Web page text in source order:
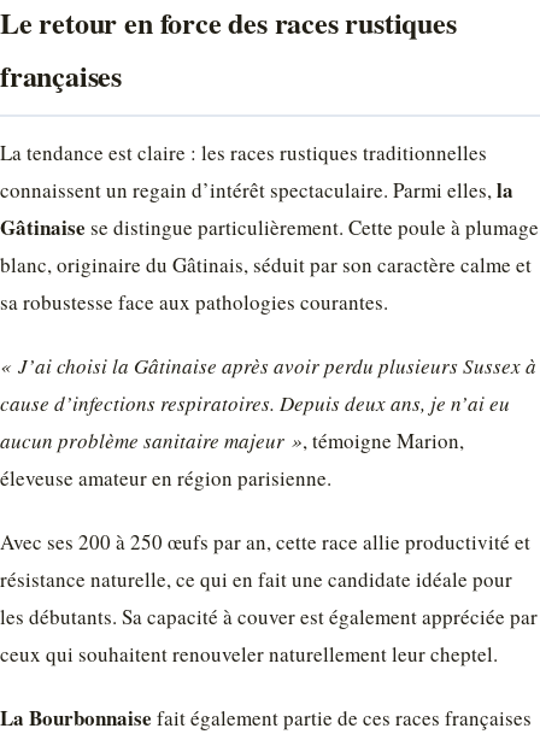
Le retour en force des races rustiques
françaises
La tendance est claire : les races rustiques traditionnelles
connaissent un regain d’intérêt spectaculaire. Parmi elles,la
Gâtinaise se distingue particulièrement. Cette poule à plumage
blanc, originaire du Gâtinais, séduit par son caractère calme et
sa robustesse face aux pathologies courantes.
« J’ai choisi la Gâtinaise après avoir perdu plusieurs Sussex à
cause d’infections respiratoires. Depuis deux ans, je n’ai eu
aucun problème sanitaire majeur », témoigne Marion,
éleveuse amateur en région parisienne.
Avec ses 200 à 250 œufs par an, cette race allie productivité et
résistance naturelle, ce qui en fait une candidate idéale pour
les débutants. Sa capacité à couver est également appréciée par
ceux qui souhaitent renouveler naturellement leur cheptel.
La Bourbonnaise fait également partie de ces races françaises